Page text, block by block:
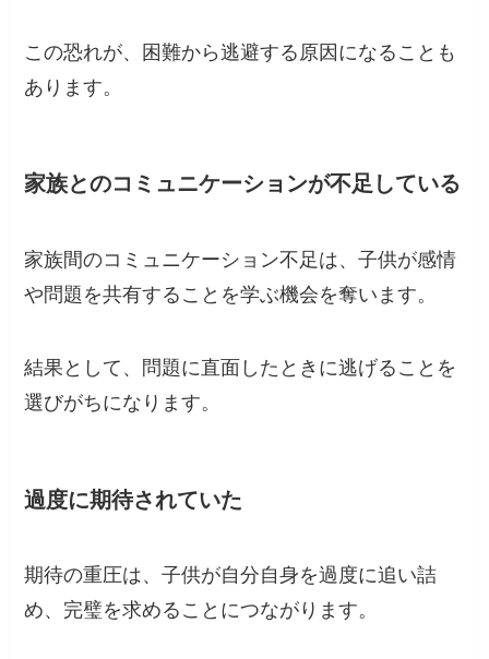
この恐れが、困難から逃避する原因になることも
あります。
家族とのコミュニケーションが不足している
家族間のコミュニケーション不足は、子供が感情
や問題を共有することを学ぶ機会を奪います。
結果として、問題に直面したときに逃げることを
選びがちになります。
過度に期待されていた
期待の重圧は、子供が自分自身を過度に追い詰
め、完璧を求めることにつながります。